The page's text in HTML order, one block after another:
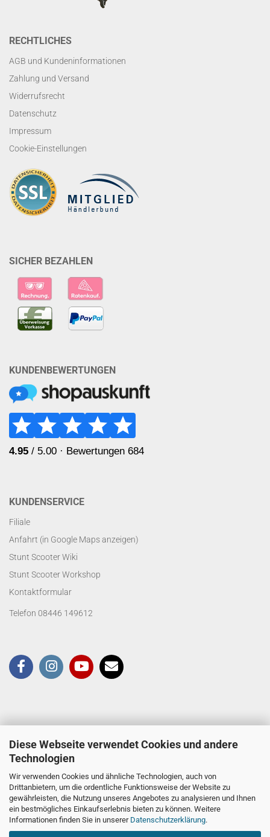
Diese Webseite verwendet Cookies und andere
Technologien
Wir verwenden Cookies und ähnliche Technologien, auch von
Drittanbietern, um die ordentliche Funktionsweise der Website zu
gewährleisten, die Nutzung unseres Angebotes zu analysieren und Ihnen
ein bestmögliches Einkaufserlebnis bieten zu können. Weitere
Informationen finden Sie in unserer Datenschutzerklärung.
RECHTLICHES
AGB und Kundeninformationen
Zahlung und Versand
Widerrufsrecht
Datenschutz
Impressum
Cookie-Einstellungen
SICHER BEZAHLEN
KUNDENBEWERTUNGEN
KUNDENSERVICE
Filiale
Anfahrt (in Google Maps anzeigen)
Stunt Scooter Wiki
Stunt Scooter Workshop
Kontaktformular
Telefon 08446 149612